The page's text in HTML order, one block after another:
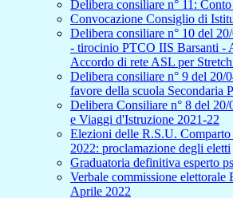
Delibera consiliare n° 11:
Convocazione Consiglio di
Delibera consiliare n° 10 del
- tirocinio PTCO IIS Barsanti -
Accordo di rete ASL per
Delibera consiliare n° 9 del 20/
favore della scuola Secondaria
Delibera Consiliare n° 8 del
e Viaggi d'Istruzione 2021-22
Elezioni delle R.S.U.
2022: proclamazione degli eletti
Graduatoria definitiva esperto
Verbale commissione
Aprile 2022